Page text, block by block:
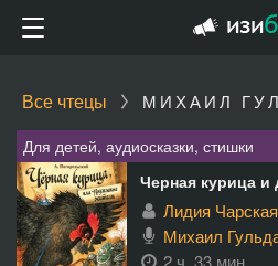
Все чтецы МИХАИЛ
Для детей, аудиосказки, стишки
Черная курица и
Лидия Чарская
Михаил
2 ч. 33 мин.